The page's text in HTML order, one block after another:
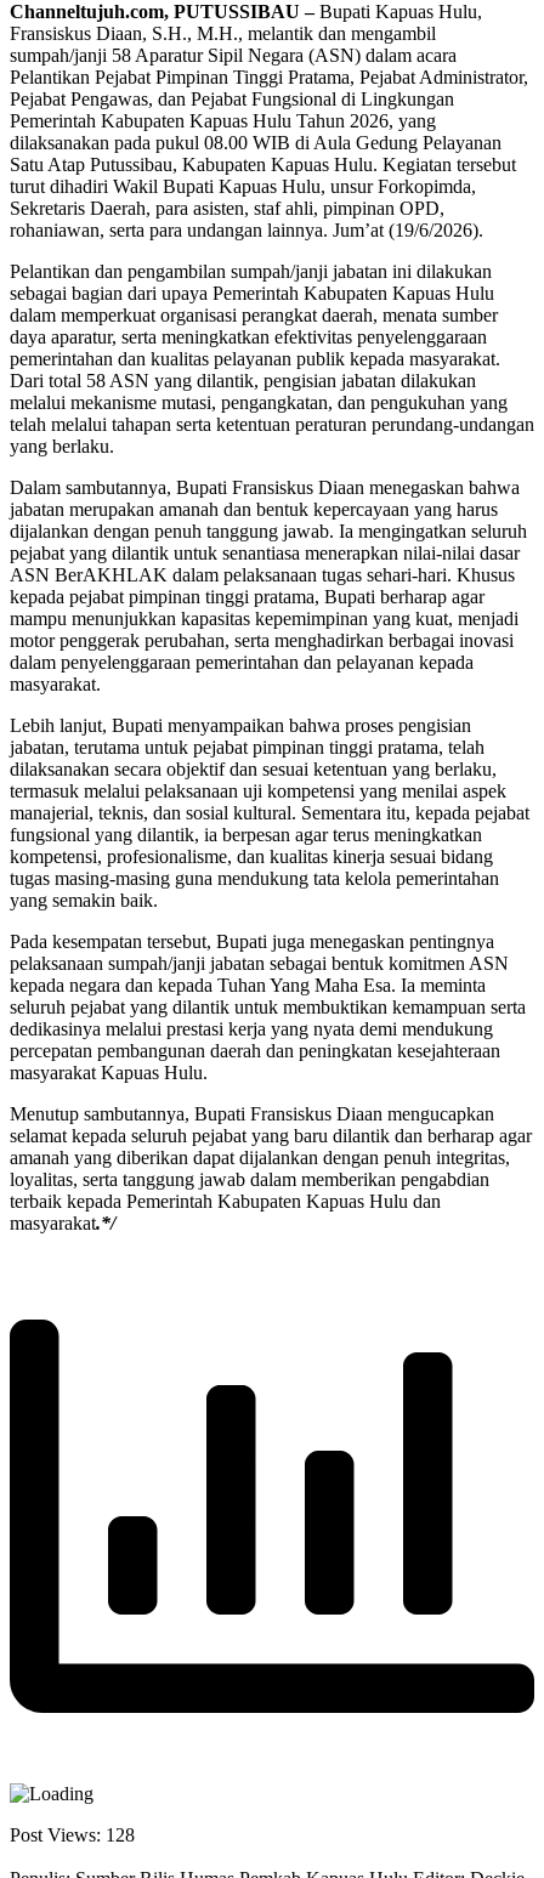
Channeltujuh.com, PUTUSSIBAU –Bupati Kapuas Hulu,
Fransiskus Diaan, S.H., M.H., melantik dan mengambil
sumpah/janji 58 Aparatur Sipil Negara (ASN) dalam acara
Pelantikan Pejabat Pimpinan Tinggi Pratama, Pejabat Administrator,
Pejabat Pengawas, dan Pejabat Fungsional di Lingkungan
Pemerintah Kabupaten Kapuas Hulu Tahun 2026, yang
dilaksanakan pada pukul 08.00 WIB di Aula Gedung Pelayanan
Satu Atap Putussibau, Kabupaten Kapuas Hulu. Kegiatan tersebut
turut dihadiri Wakil Bupati Kapuas Hulu, unsur Forkopimda,
Sekretaris Daerah, para asisten, staf ahli, pimpinan OPD,
rohaniawan, serta para undangan lainnya. Jum’at (19/6/2026).
Pelantikan dan pengambilan sumpah/janji jabatan ini dilakukan
sebagai bagian dari upaya Pemerintah Kabupaten Kapuas Hulu
dalam memperkuat organisasi perangkat daerah, menata sumber
daya aparatur, serta meningkatkan efektivitas penyelenggaraan
pemerintahan dan kualitas pelayanan publik kepada masyarakat.
Dari total 58 ASN yang dilantik, pengisian jabatan dilakukan
melalui mekanisme mutasi, pengangkatan, dan pengukuhan yang
telah melalui tahapan serta ketentuan peraturan perundang-undangan
yang berlaku.
Dalam sambutannya, Bupati Fransiskus Diaan menegaskan bahwa
jabatan merupakan amanah dan bentuk kepercayaan yang harus
dijalankan dengan penuh tanggung jawab. Ia mengingatkan seluruh
pejabat yang dilantik untuk senantiasa menerapkan nilai-nilai dasar
ASN BerAKHLAK dalam pelaksanaan tugas sehari-hari. Khusus
kepada pejabat pimpinan tinggi pratama, Bupati berharap agar
mampu menunjukkan kapasitas kepemimpinan yang kuat, menjadi
motor penggerak perubahan, serta menghadirkan berbagai inovasi
dalam penyelenggaraan pemerintahan dan pelayanan kepada
masyarakat.
Lebih lanjut, Bupati menyampaikan bahwa proses pengisian
jabatan, terutama untuk pejabat pimpinan tinggi pratama, telah
dilaksanakan secara objektif dan sesuai ketentuan yang berlaku,
termasuk melalui pelaksanaan uji kompetensi yang menilai aspek
manajerial, teknis, dan sosial kultural. Sementara itu, kepada pejabat
fungsional yang dilantik, ia berpesan agar terus meningkatkan
kompetensi, profesionalisme, dan kualitas kinerja sesuai bidang
tugas masing-masing guna mendukung tata kelola pemerintahan
yang semakin baik.
Pada kesempatan tersebut, Bupati juga menegaskan pentingnya
pelaksanaan sumpah/janji jabatan sebagai bentuk komitmen ASN
kepada negara dan kepada Tuhan Yang Maha Esa. Ia meminta
seluruh pejabat yang dilantik untuk membuktikan kemampuan serta
dedikasinya melalui prestasi kerja yang nyata demi mendukung
percepatan pembangunan daerah dan peningkatan kesejahteraan
masyarakat Kapuas Hulu.
Menutup sambutannya, Bupati Fransiskus Diaan mengucapkan
selamat kepada seluruh pejabat yang baru dilantik dan berharap agar
amanah yang diberikan dapat dijalankan dengan penuh integritas,
loyalitas, serta tanggung jawab dalam memberikan pengabdian
terbaik kepada Pemerintah Kabupaten Kapuas Hulu dan
masyarakat.*/
Post Views: 128